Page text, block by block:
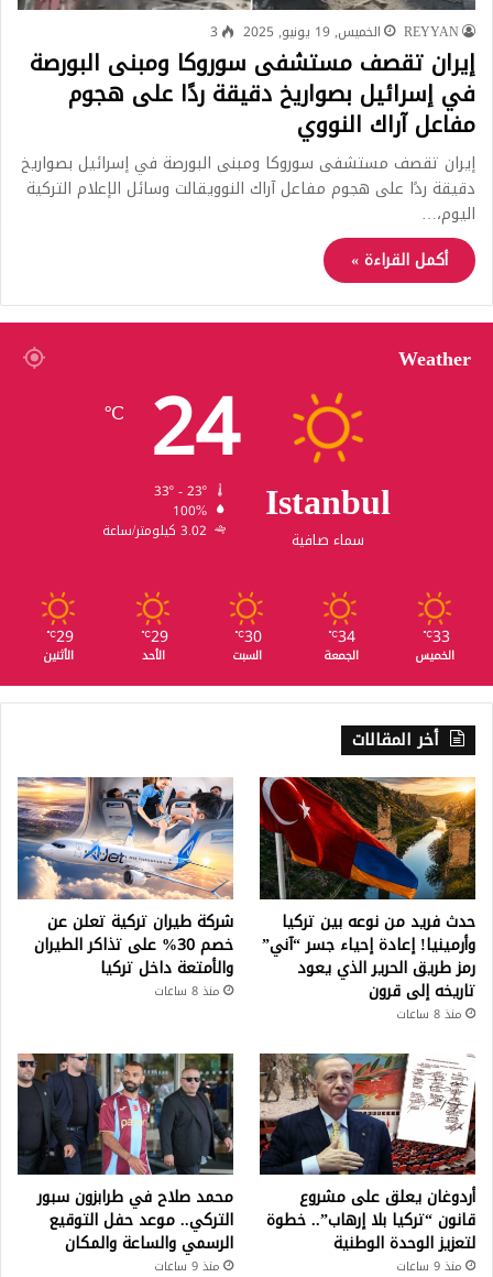
REYYAN الخميس, 19 يونيو, 2025 3
إيران تقصف مستشفى سوروكا ومبنى البورصة
في إسرائيل بصواريخ دقيقة ردًا على هجوم
مفاعل آراك النووي
إيران تقصف مستشفى سوروكا ومبنى البورصة في إسرائيل بصواريخ
دقيقة ردًا على هجوم مفاعل آراك النوويقالت وسائل الإعلام التركية
اليوم،…
أكمل القراءة »
Weather
Istanbul
سماء صافية
24
℃
100%
3.02 كيلومتر/ساعة
33
℃
الخميس
34
℃
الجمعة
30
℃
السبت
29
℃
الأحد
29
℃
الأثنين
أخر المقالات
حدث فريد من نوعه بين تركيا
وأرمينيا! إعادة إحياء جسر “آني”
رمز طريق الحرير الذي يعود
تاريخه إلى قرون
منذ 8 ساعات
شركة طيران تركية تعلن عن
خصم 30% على تذاكر الطيران
والأمتعة داخل تركيا
منذ 8 ساعات
أردوغان يعلق على مشروع
قانون “تركيا بلا إرهاب”.. خطوة
لتعزيز الوحدة الوطنية
منذ 9 ساعات
محمد صلاح في طرابزون سبور
التركي.. موعد حفل التوقيع
الرسمي والساعة والمكان
منذ 9 ساعات